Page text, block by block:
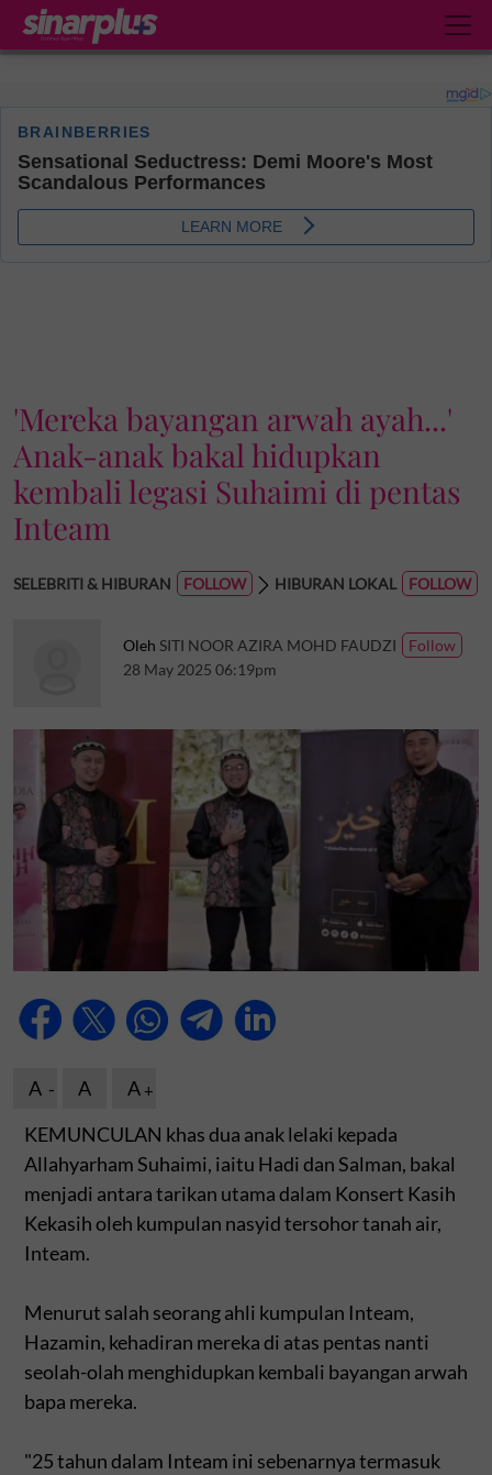
'Mereka bayangan arwah ayah...'
Anak-anak bakal hidupkan
kembali legasi Suhaimi di pentas
Inteam
SELEBRITI & HIBURAN HIBURAN LOKAL
Oleh SITI NOOR AZIRA MOHD FAUDZI
28 May 2025 06:19pm
A A
A
KEMUNCULAN khas dua anak lelaki kepada
Allahyarham Suhaimi, iaitu Hadi dan Salman, bakal
menjadi antara tarikan utama dalam Konsert Kasih
Kekasih oleh kumpulan nasyid tersohor tanah air,
Inteam.
Menurut salah seorang ahli kumpulan Inteam,
Hazamin, kehadiran mereka di atas pentas nanti
seolah-olah menghidupkan kembali bayangan arwah
bapa mereka.
"25 tahun dalam Inteam ini sebenarnya termasuk